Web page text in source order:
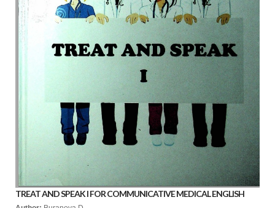
TREAT AND SPEAK I FOR COMMUNICATIVE MEDICAL ENGLISH